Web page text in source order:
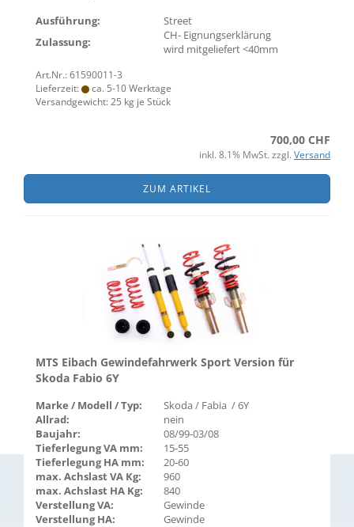
Ausführung:
Street
Zulassung:
CH- Eignungserklärung
wird mitgeliefert <40mm
Art.Nr.: 61590011-3
Lieferzeit:
ca. 5-10 Werktage
Versandgewicht:25 kg je Stück
700,00 CHF
inkl. 8.1% MwSt. zzgl. Versand
ZUM ARTIKEL
MTS Eibach Gewindefahrwerk Sport Version für
Skoda Fabio 6Y
Marke / Modell / Typ:
Skoda / Fabia / 6Y
Allrad:
nein
Baujahr:
08/99-03/08
Tieferlegung VA mm:
15-55
Tieferlegung HA mm:
20-60
max. Achslast VA Kg:
960
max. Achslast HA Kg:
840
Verstellung VA:
Gewinde
Verstellung HA:
Gewinde